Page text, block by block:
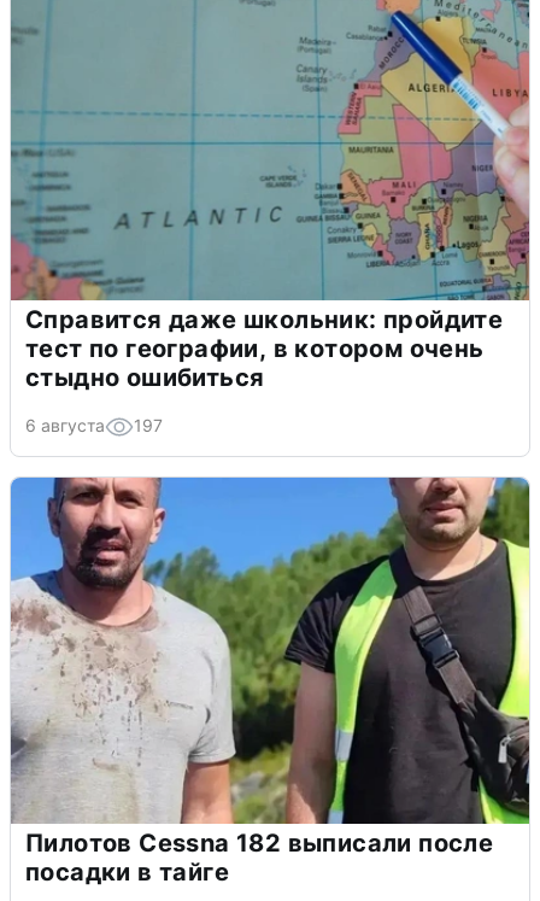
Справится даже школьник: пройдите
тест по географии, в котором очень
стыдно ошибиться
6 августа 197
Пилотов Cessna 182 выписали после
посадки в тайге